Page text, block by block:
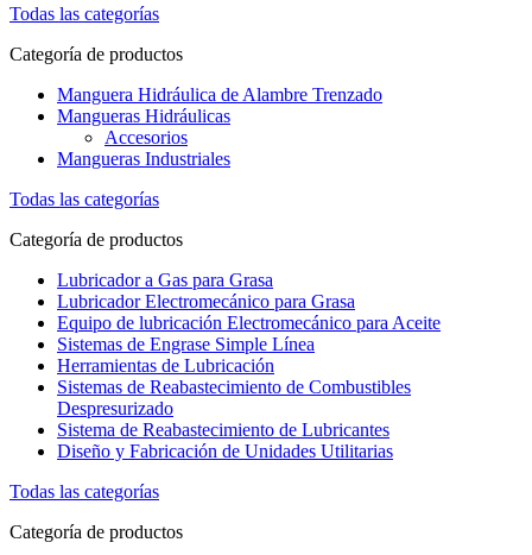
Todas las categorías
Categoría de productos
Manguera Hidráulica de Alambre Trenzado
Mangueras Hidráulicas
Accesorios
Mangueras Industriales
Todas las categorías
Categoría de productos
Lubricador a Gas para Grasa
Lubricador Electromecánico para Grasa
Equipo de lubricación Electromecánico para Aceite
Sistemas de Engrase Simple Línea
Herramientas de Lubricación
Sistemas de Reabastecimiento de Combustibles
Despresurizado
Sistema de Reabastecimiento de Lubricantes
Diseño y Fabricación de Unidades Utilitarias
Todas las categorías
Categoría de productos